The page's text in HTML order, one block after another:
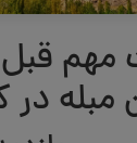
مهم قبل
مبله در